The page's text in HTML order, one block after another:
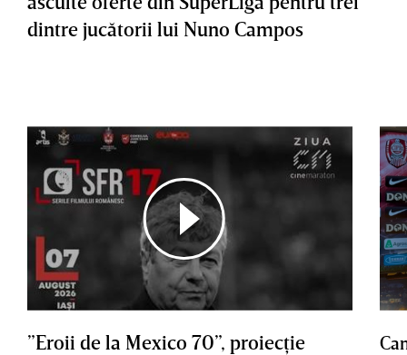
dintre jucătorii lui Nuno Campos
”Eroii de la Mexico 70”, proiecţie